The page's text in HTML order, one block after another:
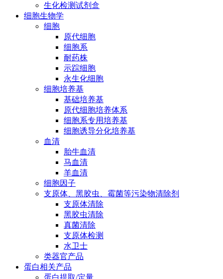
生化检测试剂盒
细胞生物学
细胞
原代细胞
细胞系
耐药株
示踪细胞
永生化细胞
细胞培养基
基础培养基
原代细胞培养体系
细胞系专用培养基
细胞诱导分化培养基
血清
胎牛血清
马血清
羊血清
细胞因子
支原体、黑胶虫、霉菌等污染物清除剂
支原体清除
黑胶虫清除
真菌清除
支原体检测
水卫士
类器官产品
蛋白相关产品
蛋白提取/定量